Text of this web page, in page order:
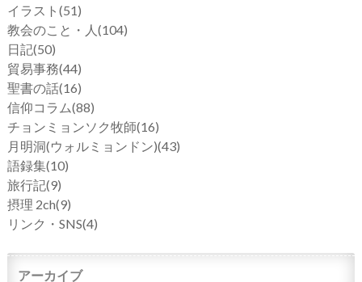
イラスト (51)
教会のこと・人 (104)
日記(50)
貿易事務(44)
聖書の話(16)
信仰コラム(88)
チョンミョンソク牧師(16)
月明洞(ウォルミョンドン)(43)
語録集(10)
旅行記(9)
摂理 2ch(9)
リンク・SNS(4)
アーカイブ